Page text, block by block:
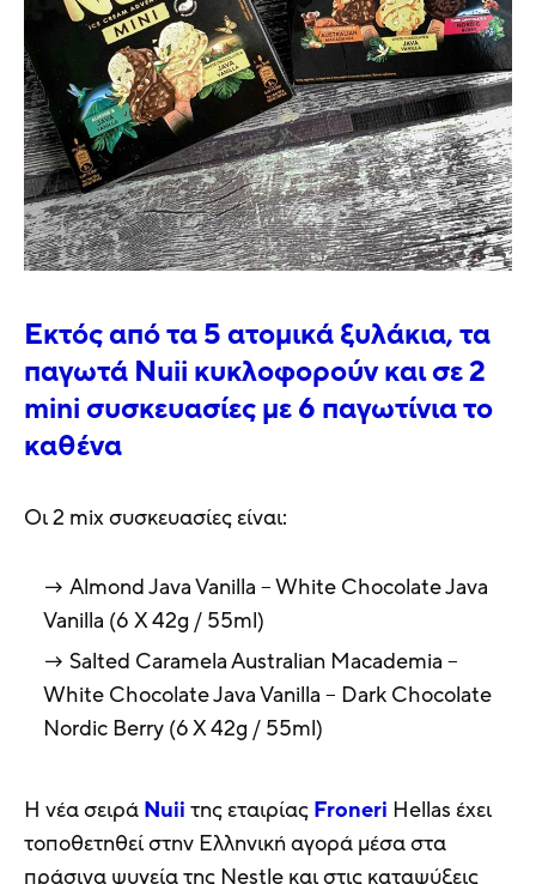
Εκτός από τα 5 ατομικά ξυλάκια, τα
παγωτά Nuii κυκλοφορούν και σε 2
mini συσκευασίες με 6 παγωτίνια το
καθένα
Οι 2 mix συσκευασίες είναι:
Almond Java Vanilla – White Chocolate Java
Vanilla (6 Χ 42g / 55ml)
Salted Caramela Australian Macademia –
White Chocolate Java Vanilla – Dark Chocolate
Nordic Berry (6 X 42g / 55ml)
Η νέα σειρά Nuii της εταιρίας Froneri Hellas έχει
τοποθετηθεί στην Ελληνική αγορά μέσα στα
πράσινα ψυγεία της Nestle και στις καταψύξεις